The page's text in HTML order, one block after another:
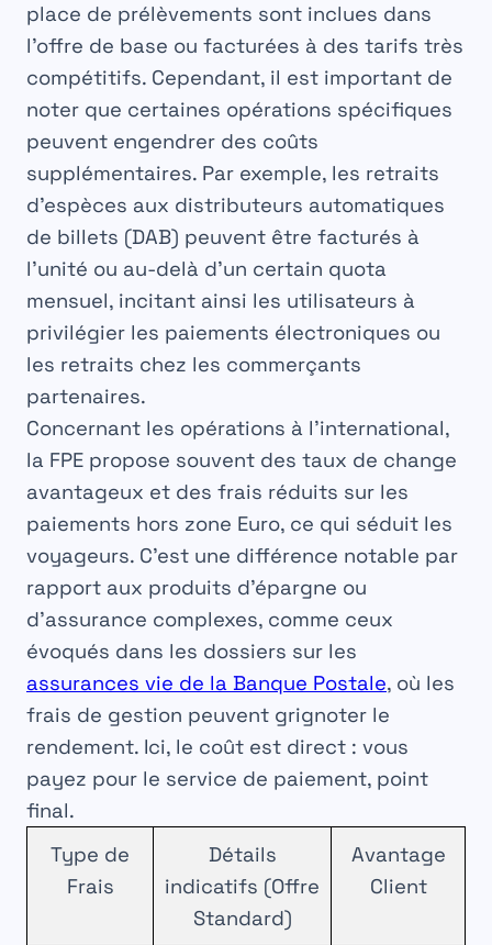
place de prélèvements sont inclues dans
l’offre de base ou facturées à des tarifs très
compétitifs. Cependant, il est important de
noter que certaines opérations spécifiques
peuvent engendrer des coûts
supplémentaires. Par exemple, les retraits
d’espèces aux distributeurs automatiques
de billets (DAB) peuvent être facturés à
l’unité ou au-delà d’un certain quota
mensuel, incitant ainsi les utilisateurs à
privilégier les paiements électroniques ou
les retraits chez les commerçants
partenaires.
Concernant les opérations à l’international,
la FPE propose souvent des taux de change
avantageux et des frais réduits sur les
paiements hors zone Euro, ce qui séduit les
voyageurs. C’est une différence notable par
rapport aux produits d’épargne ou
d’assurance complexes, comme ceux
évoqués dans les dossiers sur les
assurances vie de la Banque Postale, où les
frais de gestion peuvent grignoter le
rendement. Ici, le coût est direct : vous
payez pour le service de paiement, point
final.
Type de
Frais
Détails
indicatifs (Offre
Standard)
Avantage
Client